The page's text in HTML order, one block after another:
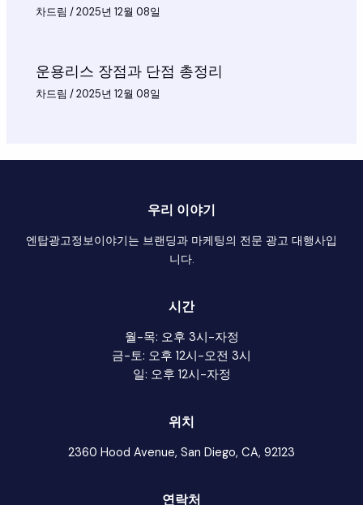
차드림 /2025년 12월 08일
운용리스 장점과 단점 총정리
차드림 /2025년 12월 08일
우리 이야기
엔탑광고정보이야기는 브랜딩과 마케팅의 전문 광고 대행사입
니다.
시간
월-목: 오후 3시-자정
금-토: 오후 12시-오전 3시
일: 오후 12시-자정
위치
2360 Hood Avenue, San Diego, CA, 92123
연락처